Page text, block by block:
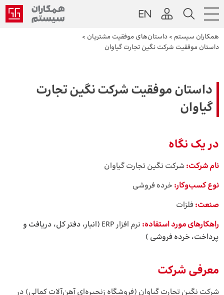
همکاران سیستم > داستان‌های موفقیت مشتریان >
داستان موفقیت شرکت نگین تجارت گیاوان
داستان موفقیت شرکت نگین تجارت
گیاوان
در یک نگاه
نام شرکت:شرکت نگین تجارت گیاوان
نوع کسب‌وکار:خرده فروشی
صنعت: فلزات
راهکارهای مورد استفاده: نرم افزار ERP
(انبار، دفتر کل، دریافت و
پرداخت، خرده فروشی )
معرفیشرکت
شرکت نگین تجارت گیاوان (فروشگاه زنجیره‌ای آهن‌آلات کمالی) در